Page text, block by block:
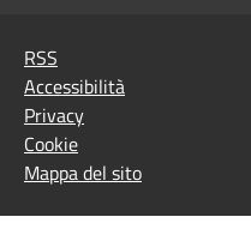
RSS
Accessibilità
Privacy
Cookie
Mappa del sito